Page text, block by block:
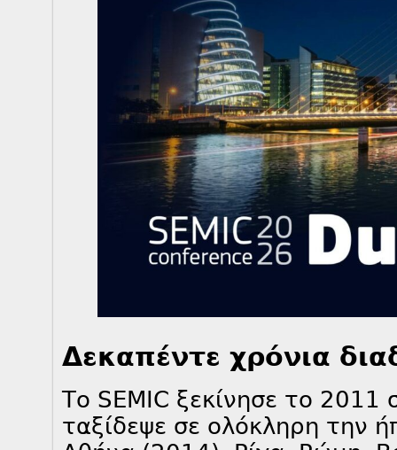
Δεκαπέντε χρόνια
Το SEMIC ξεκίνησε το 2011
ταξίδεψε σε ολόκληρη την